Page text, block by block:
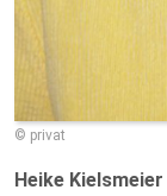
© privat
Heike Kielsmeier